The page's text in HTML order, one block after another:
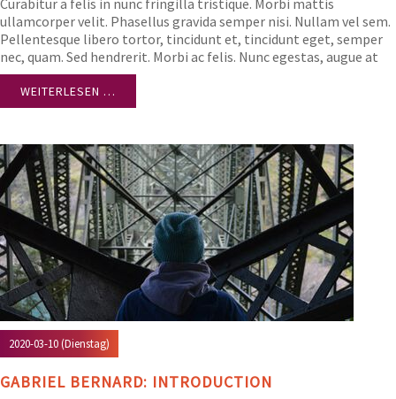
Curabitur a felis in nunc fringilla tristique. Morbi mattis
ullamcorper velit. Phasellus gravida semper nisi. Nullam vel sem.
Pellentesque libero tortor, tincidunt et, tincidunt eget, semper
nec, quam. Sed hendrerit. Morbi ac felis. Nunc egestas, augue at
pellentesque laoreet.
WEITERLESEN …
2020-03-10(Dienstag)
GABRIEL BERNARD: INTRODUCTION